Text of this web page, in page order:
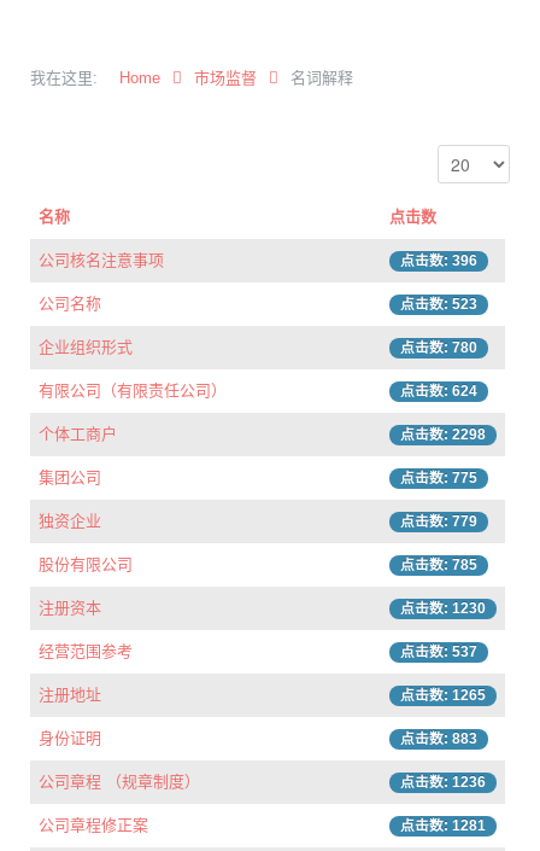
我在这里: Home 市场监督 名词解释
名称 点击数
公司核名注意事项 点击数: 396
公司名称 点击数: 523
企业组织形式 点击数: 780
有限公司（有限责任公司） 点击数: 624
个体工商户 点击数: 2298
集团公司 点击数: 775
独资企业 点击数: 779
股份有限公司 点击数: 785
注册资本 点击数: 1230
经营范围参考 点击数: 537
注册地址 点击数: 1265
身份证明 点击数: 883
公司章程 （规章制度） 点击数: 1236
公司章程修正案 点击数: 1281